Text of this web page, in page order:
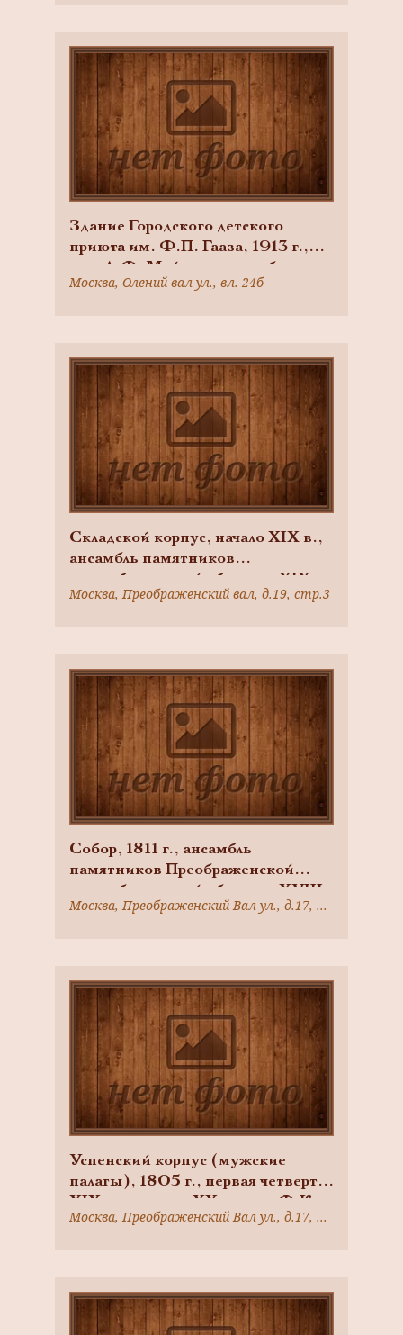
Здание Городского детского
приюта им. Ф.П. Гааза, 1913 г.,
арх. А.Ф. Мейснер, ансамбль
Сокольнического отделения
Ф.П. Гааза, начало XX в.
Москва, Олений вал ул., вл. 24б
Складской корпус, начало XIX в.,
ансамбль памятников
старообрядческой общины, XIX —
начало XX вв., арх. Л.Н. Кекушев
Москва, Преображенский вал, д.19, стр.3
Собор, 1811 г., ансамбль
памятников Преображенской
старообрядческой общины, XVIII-
XIX вв., арх. М.Ф. Казаков
Москва, Преображенский Вал ул., д.17, корп.15
Успенский корпус (мужские
палаты), 1805 г., первая четверть
XIX в. — начало XX в., арх. Ф.К.
Соколов (?), ансамбль
Москва, Преображенский Вал ул., д.17, корп.6, стр.36